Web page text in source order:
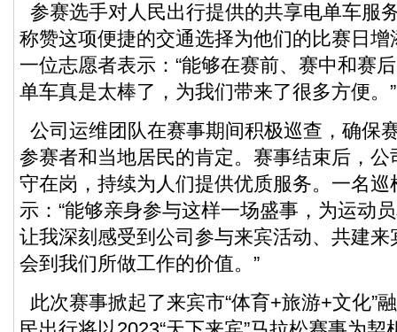
参赛选手对人民出行提供的共享电单车服
称赞这项便捷的交通选择为他们的比赛日
一位志愿者表示：“能够在赛前、赛中和赛
单车真是太棒了，为我们带来了很多方便。”
公司运维团队在赛事期间积极巡查，确保
参赛者和当地居民的肯定。赛事结束后，
守在岗，持续为人们提供优质服务。一名巡
示：“能够亲身参与这样一场盛事，为运动
让我深刻感受到公司参与来宾活动、共建
会到我们所做工作的价值。”
此次赛事掀起了来宾市“体育+旅游+文化”